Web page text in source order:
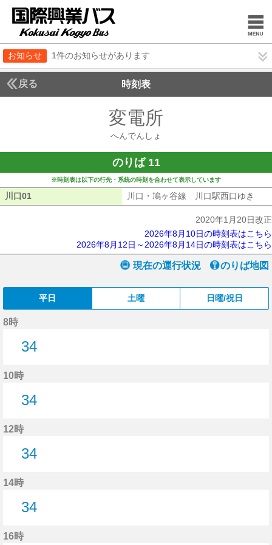
お知らせ 1件のお知らせがあります
戻る 時刻表
変電所
へんでんしょ
のりば 11
※時刻表は以下の行先・系統の時刻を合わせて表示しています
川口01 川口・鳩ヶ谷線 川口駅西口ゆき
2020年1月20日改正
2026年8月10日の時刻表はこちら
2026年8月12日～2026年8月14日の時刻表はこちら
現在の運行状況 のりば地図
平日 土曜 日曜/祝日
8時
34
10時
34
12時
34
14時
34
16時